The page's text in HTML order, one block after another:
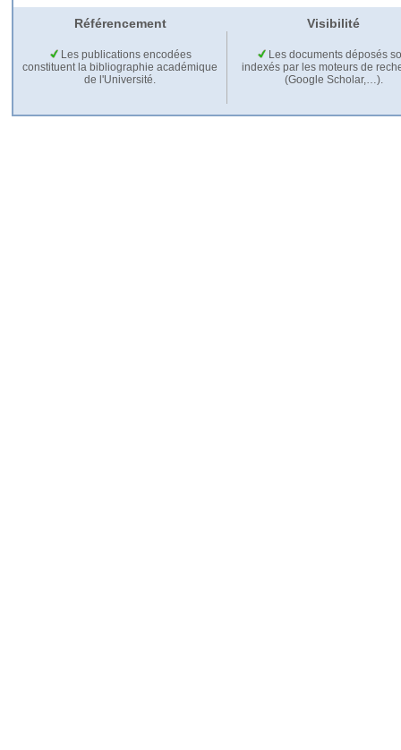
Référencement Visibilité
Les publications encodées
constituent la bibliographie académique
de l'Université.
Les documents déposés
indexés par les moteurs de
(Google Scholar,…).